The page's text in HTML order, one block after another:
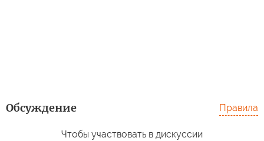
Обсуждение Правила
Чтобы участвовать в дискуссии